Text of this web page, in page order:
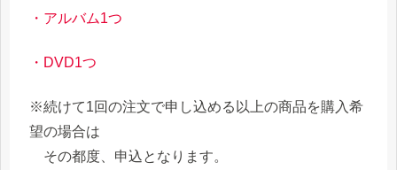
・アルバム1つ
・DVD1つ
※続けて1回の注文で申し込める以上の商品を購入希
望の場合は
その都度、申込となります。